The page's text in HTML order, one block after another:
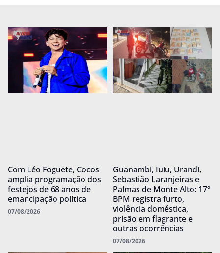
Com Léo Foguete, Cocos
amplia programação dos
festejos de 68 anos de
emancipação política
07/08/2026
Guanambi, Iuiu, Urandi,
Sebastião Laranjeiras e
Palmas de Monte Alto: 17º
BPM registra furto,
violência doméstica,
prisão em flagrante e
outras ocorrências
07/08/2026